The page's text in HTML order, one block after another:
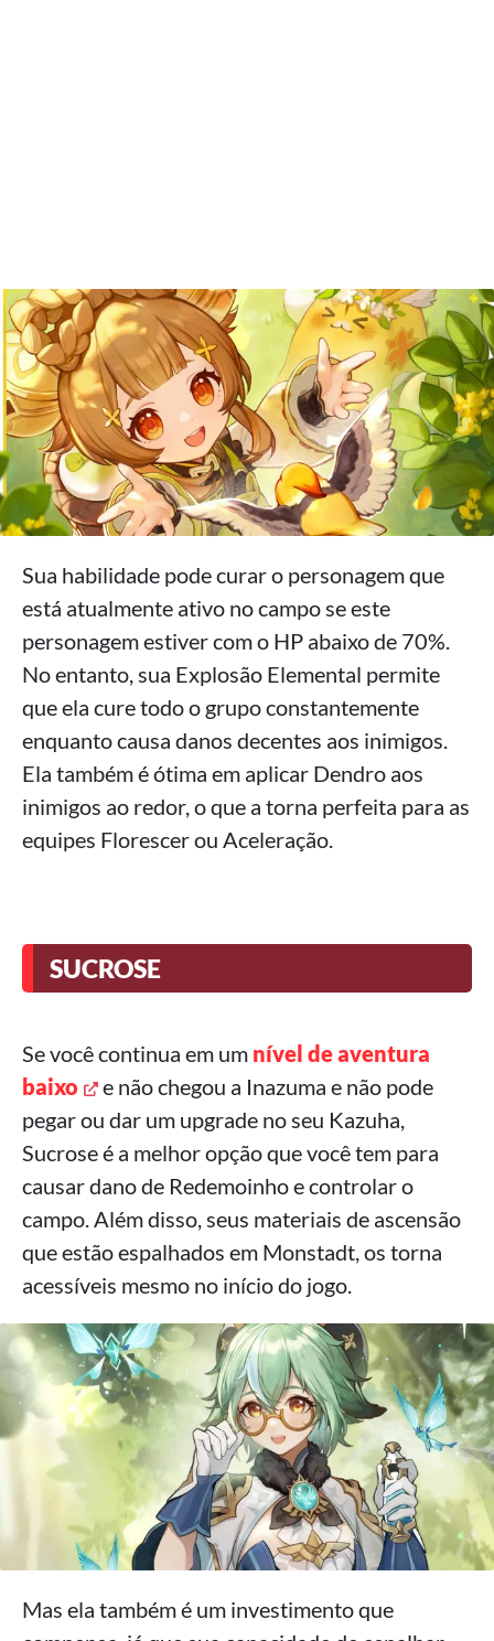
Sua habilidade pode curar o personagem que
está atualmente ativo no campo se este
personagem estiver com o HP abaixo de 70%.
No entanto, sua Explosão Elemental permite
que ela cure todo o grupo constantemente
enquanto causa danos decentes aos inimigos.
Ela também é ótima em aplicar Dendro aos
inimigos ao redor, o que a torna perfeita para as
equipes Florescer ou Aceleração.
SUCROSE
Se você continua em um nível de aventura
baixo
e não chegou a Inazuma e não pode
pegar ou dar um upgrade no seu Kazuha,
Sucrose é a melhor opção que você tem para
causar dano de Redemoinho e controlar o
campo. Além disso, seus materiais de ascensão
que estão espalhados em Monstadt, os torna
acessíveis mesmo no início do jogo.
Mas ela também é um investimento que